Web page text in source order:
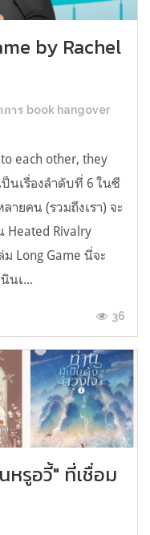
by Rachel
าร book hangover
each other, they
ป็นเรื่องลำดับที่ 6 ในซี
ายคน (รวมถึงเรา) จะ
Heated Rivalry
ม Long Game นี่จะ
นเ...
36
หรูอวี้" ที่เชื่อม